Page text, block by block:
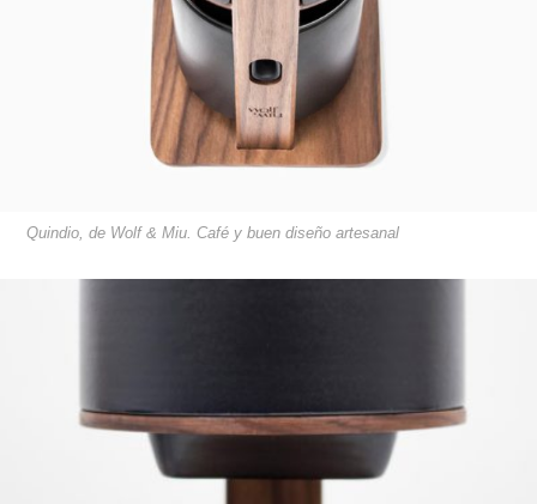
Quindio, de Wolf & Miu. Café y buen diseño artesanal